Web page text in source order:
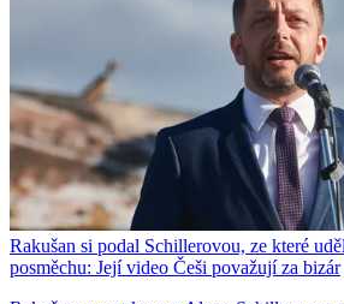
Rakušan si podal Schillerovou, ze které
posměchu: Její video Češi považují za bizár